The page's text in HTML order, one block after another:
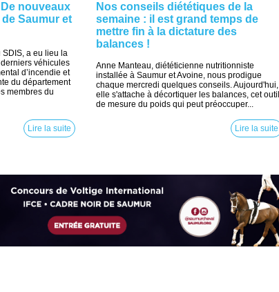
nouveaux
Saumur et
SDIS, a eu lieu la
véhicules
d’incendie et
du département
membres du
Lire la suite
Nos conseils diététiques de la
semaine : il est grand temps de
mettre fin à la dictature des
balances !
Anne Manteau, diététicienne nutritionniste
installée à Saumur et Avoine, nous prodigue
chaque mercredi quelques conseils. Aujourd'hui,
elle s'attache à décortiquer les balances, cet outil
de mesure du poids qui peut préoccuper...
Lire la suite